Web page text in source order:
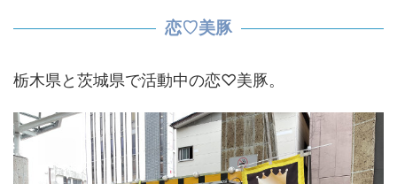
恋♡美豚
栃木県と茨城県で活動中の恋♡美豚。